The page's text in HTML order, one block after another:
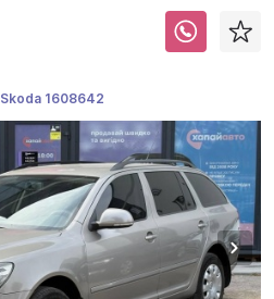
Skoda 1608642